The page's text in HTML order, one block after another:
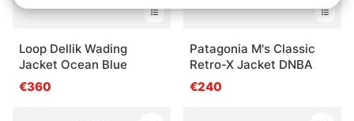
Loop Dellik Wading
Jacket Ocean Blue
€360
Patagonia M's Classic
Retro-X Jacket DNBA
€240